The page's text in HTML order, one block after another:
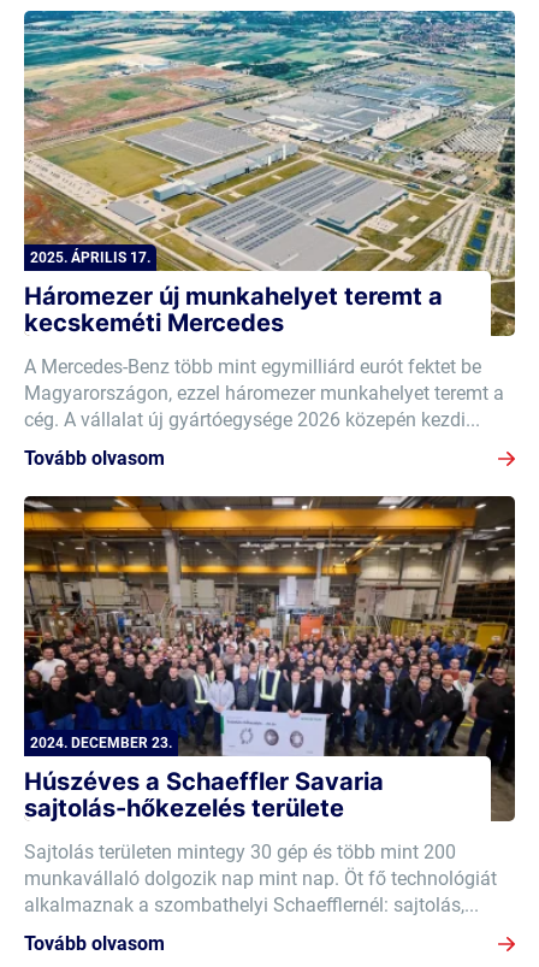
2025. ÁPRILIS 17.
Háromezer új munkahelyet teremt a
kecskeméti Mercedes
A Mercedes-Benz több mint egymilliárd eurót fektet be
Magyarországon, ezzel háromezer munkahelyet teremt a
cég. A vállalat új gyártóegysége 2026 közepén kezdi...
Tovább olvasom
2024. DECEMBER 23.
Húszéves a Schaeffler Savaria
sajtolás-hőkezelés területe
Sajtolás területen mintegy 30 gép és több mint 200
munkavállaló dolgozik nap mint nap. Öt fő technológiát
alkalmaznak a szombathelyi Schaefflernél: sajtolás,...
Tovább olvasom